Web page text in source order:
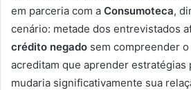
em parceria com a Consumoteca,
cenário: metade dos entrevistados
crédito negado sem compreender
acreditam que aprender estratégias
mudaria significativamente sua